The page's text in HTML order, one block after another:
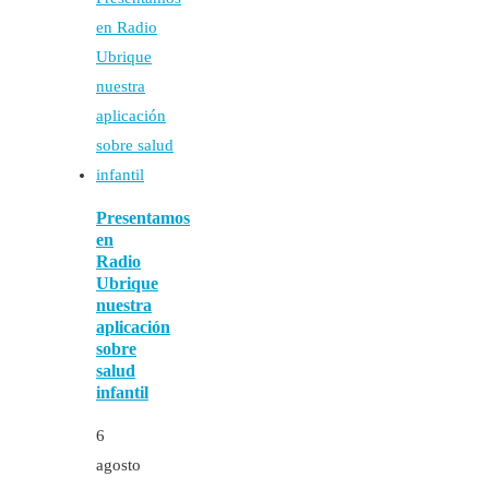
Presentamos
en
Radio
Ubrique
nuestra
aplicación
sobre
salud
infantil
6
agosto